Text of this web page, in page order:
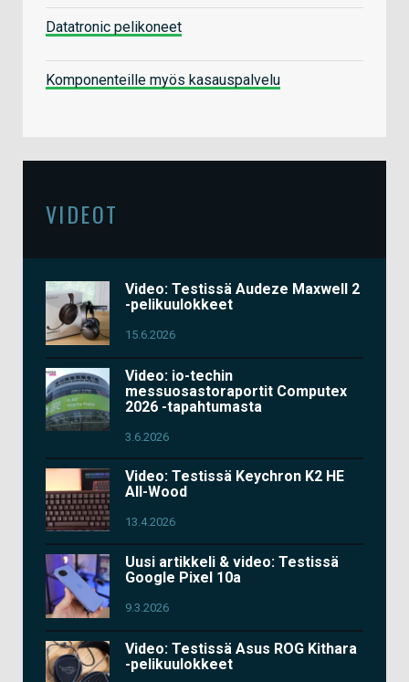
Datatronic pelikoneet
Komponenteille myös kasauspalvelu
VIDEOT
Video: Testissä Audeze Maxwell 2
-pelikuulokkeet
15.6.2026
Video: io-techin
messuosastoraportit Computex
2026 -tapahtumasta
3.6.2026
Video: Testissä Keychron K2 HE
All-Wood
13.4.2026
Uusi artikkeli & video: Testissä
Google Pixel 10a
9.3.2026
Video: Testissä Asus ROG Kithara
-pelikuulokkeet